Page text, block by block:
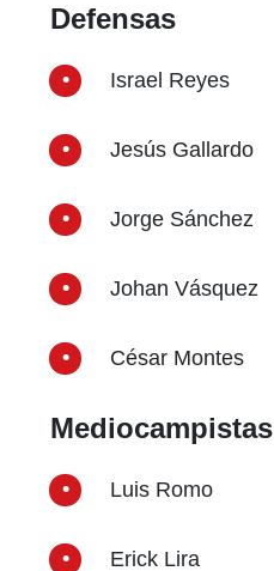
Defensas
Israel Reyes
Jesús Gallardo
Jorge Sánchez
Johan Vásquez
César Montes
Mediocampistas
Luis Romo
Erick Lira